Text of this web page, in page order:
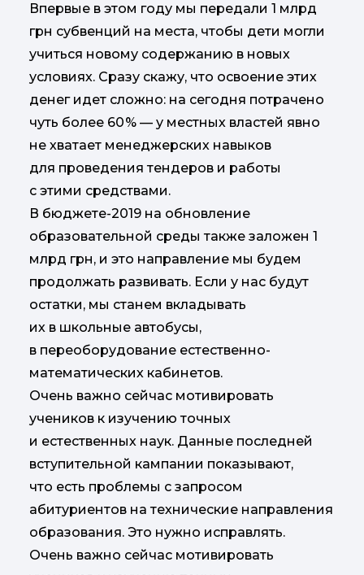
Впервые в этом году мы передали 1 млрд
грн субвенций на места, чтобы дети могли
учиться новому содержанию в новых
условиях. Сразу скажу, что освоение этих
денег идет сложно: на сегодня потрачено
чуть более 60 % — у местных властей явно
не хватает менеджерских навыков
для проведения тендеров и работы
с этими средствами.
В бюджете-2019 на обновление
образовательной среды также заложен 1
млрд грн, и это направление мы будем
продолжать развивать. Если у нас будут
остатки, мы станем вкладывать
их в школьные автобусы,
в переоборудование естественно-
математических кабинетов.
Очень важно сейчас мотивировать
учеников к изучению точных
и естественных наук. Данные последней
вступительной кампании показывают,
что есть проблемы с запросом
абитуриентов на технические направления
образования. Это нужно исправлять.
Очень важно сейчас мотивировать